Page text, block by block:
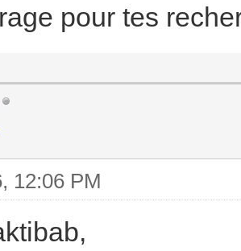
pour tes
12:06 PM